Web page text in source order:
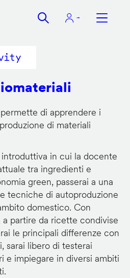
di apprendere i
di materiali
in cui la docente
tra ingredienti e
green, passerai a una
tecniche di autoproduzione
domestico. Con
partire da ricette condivise
le principali differenze con
sarai libero di testerai
e impiegare in diversi ambiti